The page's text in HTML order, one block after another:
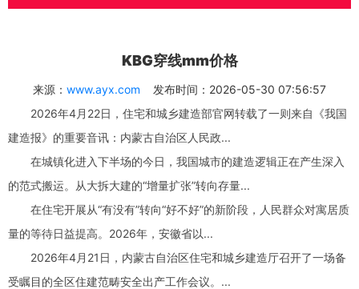
KBG穿线mm价格
来源： www.ayx.com 发布时间：2026-05-30 07:56:57
2026年4月22日，住宅和城乡建造部官网转载了一则来自《我国
建造报》的重要音讯：内蒙古自治区人民政...
在城镇化进入下半场的今日，我国城市的建造逻辑正在产生深入
的范式搬运。从大拆大建的“增量扩张”转向存量...
在住宅开展从“有没有”转向“好不好”的新阶段，人民群众对寓居质
量的等待日益提高。2026年，安徽省以...
2026年4月21日，内蒙古自治区住宅和城乡建造厅召开了一场备
受瞩目的全区住建范畴安全出产工作会议。...